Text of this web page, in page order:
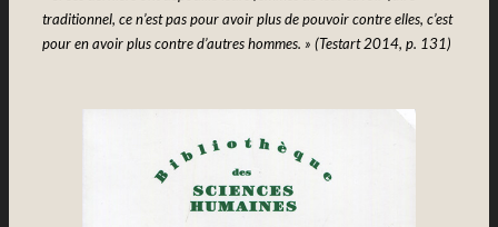
traditionnel, ce n’est pas pour avoir plus de pouvoir contre elles, c’est
pour en avoir plus contre d’autres hommes. » (Testart 2014, p. 131)